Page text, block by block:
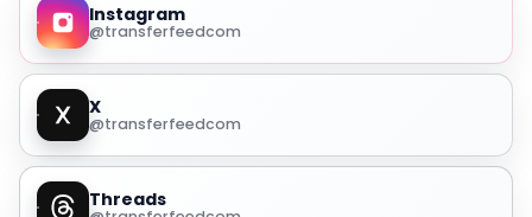
Instagram
@transferfeedcom
X
@transferfeedcom
Threads